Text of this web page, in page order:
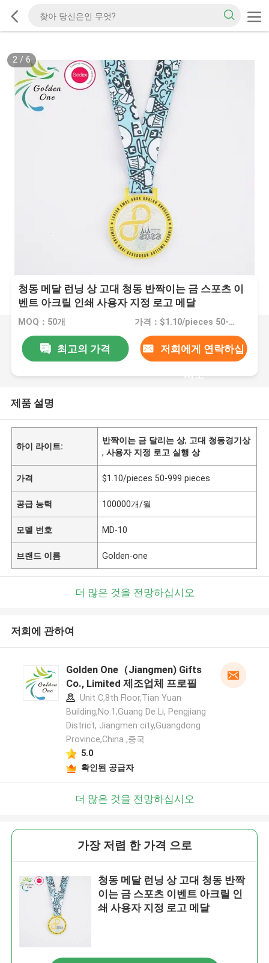
2/ 6
청동 메달 런닝 상 고대 청동 반짝이는 금 스포츠 이
벤트 아크릴 인쇄 사용자 지정 로고 메달
MOQ：50개 가격：$1.10/pieces 50-999 pieces
최고의 가격 저희에게 연락하십
시오
제품 설명
하이 라이트:
반짝이는 금 달리는 상, 고대 청동경기상
,사용자 지정 로고 실행 상
가격 $1.10/pieces 50-999 pieces
공급 능력 100000개/월
모델 번호 MD-10
브랜드 이름 Golden-one
더 많은 것을 전망하십시오
저희에 관하여
Golden One（Jiangmen) Gifts
Co., Limited 제조업체 프로필
Unit C,8th Floor,Tian Yuan
Building,No.1,Guang De Li, Pengjiang
District, Jiangmen city,Guangdong
Province,China ,중국
5.0
확인된 공급자
더 많은 것을 전망하십시오
가장 저렴 한 가격 으로
청동 메달 런닝 상 고대 청동 반짝
이는 금 스포츠 이벤트 아크릴 인
쇄 사용자 지정 로고 메달